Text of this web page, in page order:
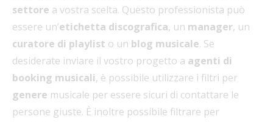
settore a vostra scelta. Questo professionista può
essere un’etichetta discografica, un manager, un
curatore di playlist o un blog musicale. Se
desiderate inviare il vostro progetto a agenti di
booking musicali, è possibile utilizzare i filtri per
genere musicale per essere sicuri di contattare le
persone giuste. È inoltre possibile filtrare per